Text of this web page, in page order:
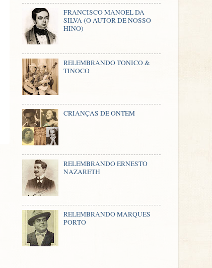
FRANCISCO MANOEL DA
SILVA (O AUTOR DE NOSSO
HINO)
RELEMBRANDO TONICO &
TINOCO
CRIANÇAS DE ONTEM
RELEMBRANDO ERNESTO
NAZARETH
RELEMBRANDO MARQUES
PORTO